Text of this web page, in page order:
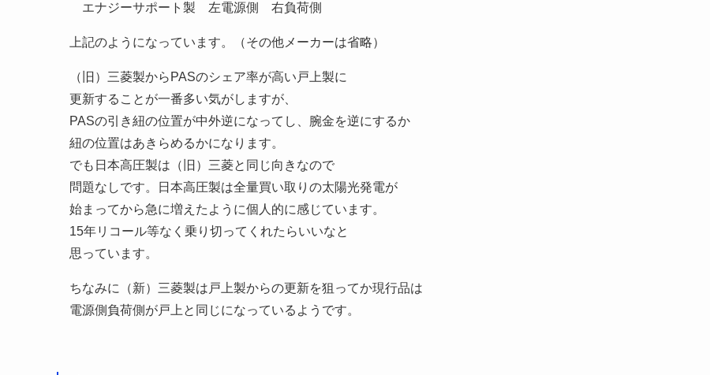
エナジーサポート製 左電源側 右負荷側
上記のようになっています。（その他メーカーは省略）
（旧）三菱製からPASのシェア率が高い戸上製に
更新することが一番多い気がしますが、
PASの引き紐の位置が中外逆になってし、腕金を逆にするか
紐の位置はあきらめるかになります。
でも日本高圧製は（旧）三菱と同じ向きなので
問題なしです。日本高圧製は全量買い取りの太陽光発電が
始まってから急に増えたように個人的に感じています。
15年リコール等なく乗り切ってくれたらいいなと
思っています。
ちなみに（新）三菱製は戸上製からの更新を狙ってか現行品は
電源側負荷側が戸上と同じになっているようです。